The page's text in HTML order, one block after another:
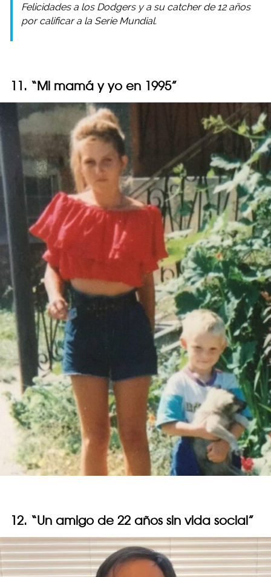
Felicidades a los Dodgers y a su catcher de 12 años
por calificar a la Serie Mundial.
11. “Mi mamá y yo en 1995”
12. “Un amigo de 22 años sin vida social”